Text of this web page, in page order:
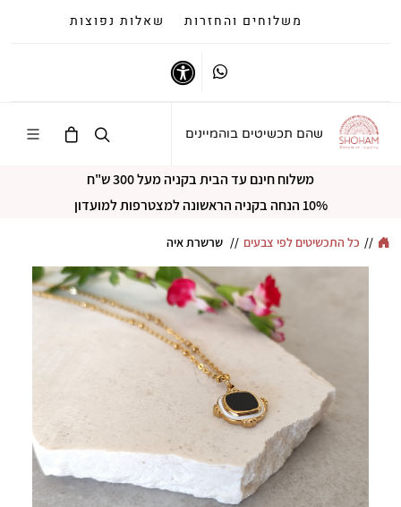
משלוחים והחזרות שאלות נפוצות
Whatsapp
שהם תכשיטים בוהמיינים
משלוח חינם עד הבית בקניה מעל 300 ש"ח
10% הנחה בקניה הראשונה למצטרפות למועדון
// כל התכשיטים לפי צבעים // שרשרת איה